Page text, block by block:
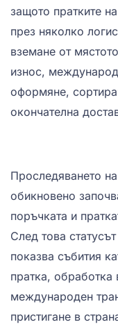
защото пратките
през няколко
вземане от
износ,
оформяне,
окончателна
Проследяването
обикновено
поръчката и
След това
показва събития
пратка, обработка
международен
пристигане в